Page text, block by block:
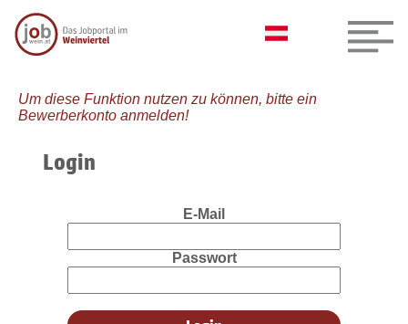
Um diese Funktion nutzen zu können, bitte ein
Bewerberkonto anmelden!
Login
E-Mail
Passwort